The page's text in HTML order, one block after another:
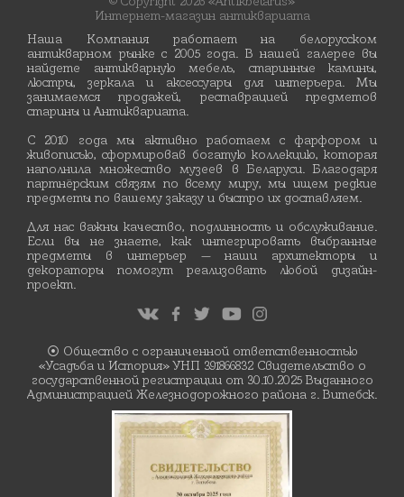
Интернет-магазин антиквариата
Наша Компания работает на белорусском
антикварном рынке с 2005 года. В нашей галерее вы
найдете антикварную мебель, старинные камины,
люстры, зеркала и аксессуары для интерьера. Мы
занимаемся продажей, реставрацией предметов
старины и Антиквариата.
С 2010 года мы активно работаем с фарфором и
живописью, сформировав богатую коллекцию, которая
наполнила множество музеев в Беларуси. Благодаря
партнёрским связям по всему миру, мы ищем редкие
предметы по вашему заказу и быстро их доставляем.
Для нас важны качество, подлинность и обслуживание.
Если вы не знаете, как интегрировать выбранные
предметы в интерьер — наши архитекторы и
декораторы помогут реализовать любой дизайн-
проект.
⦿ Общество с ограниченной ответственностью
«Усадьба и История» УНП 391866832 Свидетельство о
государственной регистрации от 30.10.2025 Выданного
Администрацией Железнодорожного района г. Витебск.